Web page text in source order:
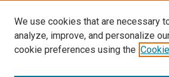
We use cookies that are necessary
analyze, improve, and personalize
cookie preferences using the